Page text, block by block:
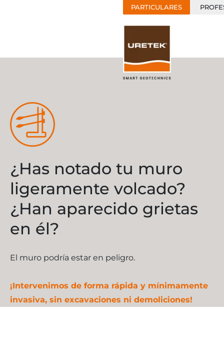
PARTICULARES
¿Has notado tu muro
ligeramente volcado?
¿Han aparecido grietas
en él?
El muro podría estar en peligro.
¡Intervenimos de forma rápida y mínimamente
invasiva, sin excavaciones ni demoliciones!